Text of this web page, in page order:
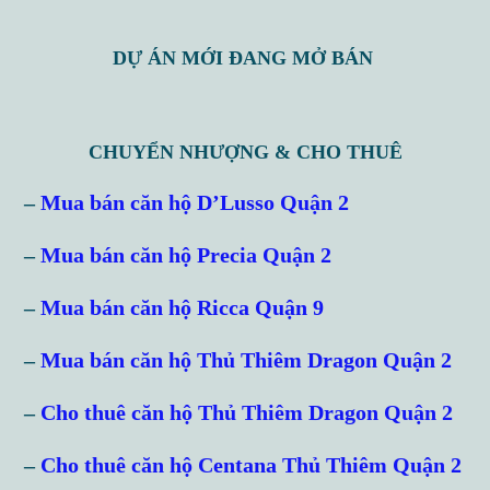
DỰ ÁN MỚI ĐANG MỞ BÁN
CHUYỂN NHƯỢNG & CHO THUÊ
–Mua bán căn hộ D’Lusso Quận 2
–Mua bán căn hộ Precia Quận 2
–Mua bán căn hộ Ricca Quận 9
–Mua bán căn hộ Thủ Thiêm Dragon Quận 2
– Cho thuê căn hộ Thủ Thiêm Dragon Quận 2
– Cho thuê căn hộ Centana Thủ Thiêm Quận 2